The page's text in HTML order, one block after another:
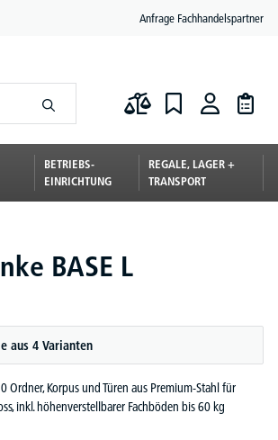
Anfrage Fachhandelspartner
BETRIEBS-
EINRICHTUNG
REGALE, LAGER +
TRANSPORT
BASE L
aus 4 Varianten
Ordner, Korpus und Türen aus Premium-Stahl für
inkl. höhenverstellbarer Fachböden bis 60 kg